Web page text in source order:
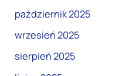
październik 2025
wrzesień 2025
sierpień 2025